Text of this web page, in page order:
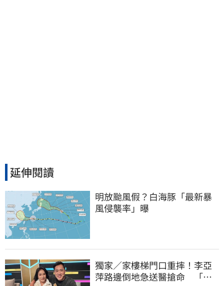
延伸閱讀
明放颱風假？白海豚「最新暴
風侵襲率」曝
獨家／家樓梯門口重摔！李亞
萍路邊倒地急送醫搶命 「最